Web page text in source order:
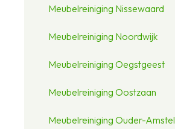
Meubelreiniging Nissewaard
Meubelreiniging Noordwijk
Meubelreiniging Oegstgeest
Meubelreiniging Oostzaan
Meubelreiniging Ouder-Amstel